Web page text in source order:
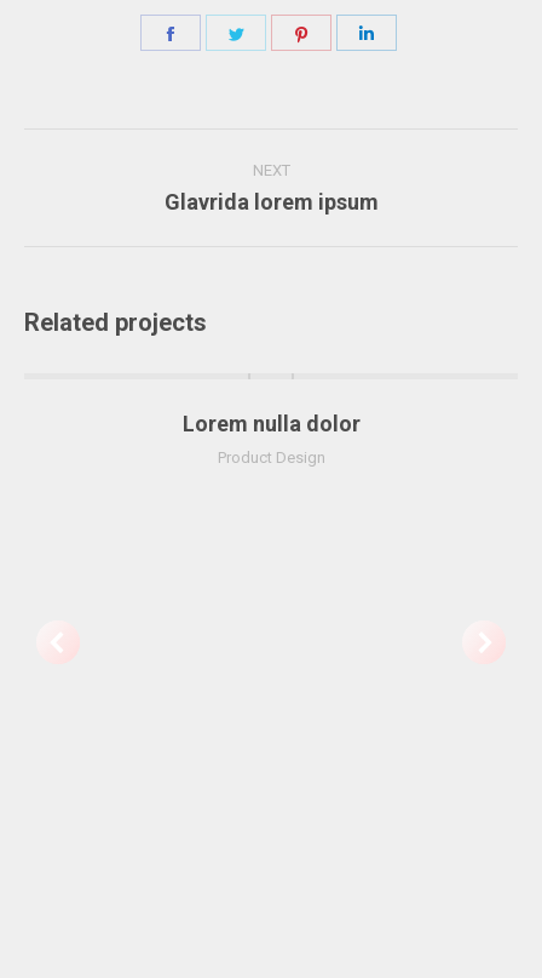
Share
NEXT
Next
Glavrida lorem ipsum
Related projects
Lorem nulla dolor
Product Design